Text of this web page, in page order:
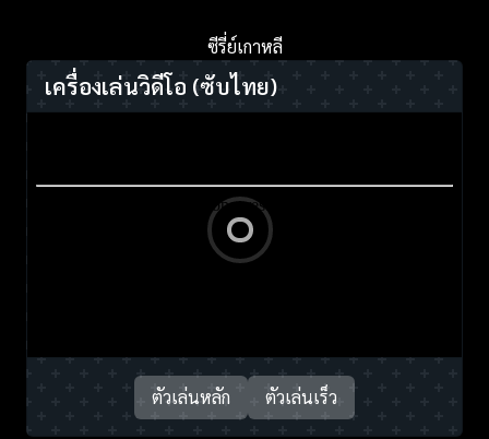
ซีรี่ย์เกาหลี
เครื่องเล่นวิดีโอ (ซับไทย)
ตัวเล่นหลัก ตัวเล่นเร็ว